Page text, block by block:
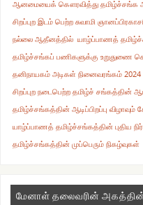
ஆனமையைக் கௌரவித்து தமிழ்ச்சங்க
சிறப்புற இடம் பெற்ற சுவாமி
நல்லை ஆதீனத்தில் யாழ்ப்பாணத்
தமிழ்ச்சங்கப் பணிகளுக்கு உறுதுணை
தனிநாயகம் அடிகள் நினைவரங்கம் 2024
சிறப்புற நடைபெற்ற தமிழ்ச் சங்கத்தின்
தமிழ்ச்சங்கத்தின் ஆடிப்பிறப்பு விழாவும்
யாழ்ப்பாணத் தமிழ்ச்சங்கத்தின் புதிய
தமிழ்ச்சங்கத்தின் முப்பெரும் நிகழ்வுகள்
மேனாள் தலைவரின்